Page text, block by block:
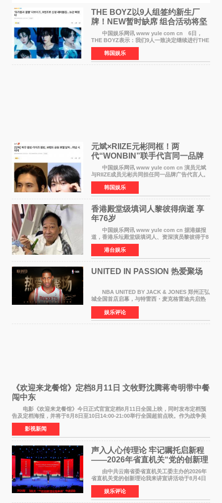
THE BOYZ以9人组签约新生厂
牌！NEW暂时缺席 组合活动将坚
定不移继续
中国娱乐网讯 www yule com cn 6日，
THE BOYZ表示：我们9人一致决定继续进行THE
BOYZ组合活动，并且已经完成了组合团体活动
签约。目前正在新生厂牌下进行活动准备。尚未
离开THE BOYZ原所
韩国娱乐
元斌×RIIZE元彬同框！两
代“WONBIN”联手代言同一品牌
颜值天花板合体
中国娱乐网讯 www yule com cn 演员元斌
与RIIZE成员元彬共同担任同一品牌广告代言人。
6日据独家报道，继演员元斌之后，RIIZE元彬最
近也被选为某在线中介平台A公司的共同广告代言
人，两人将作
韩国娱乐
香港殿堂级填词人黎彼得病逝 享
年76岁​
中国娱乐网讯 www yule com cn 据港媒报
道，香港乐坛殿堂级填词人、资深演员黎彼得于8
月5日上午因病离世，终年76岁。好友钟志光透
露，黎彼得今年3月中风后便卧床休养，身体机能
持续衰退，最
港台娱乐
UNITED IN PASSION 热爱聚场
NBA UNITED BY JACK & JONES 郑州正弘
城全国首店启幕，与特雷西・麦克格雷迪共启热
爱 2026 年7 月21 日，
NBAUNITEDBYJACK&JONES 全国首店，于郑
州正弘城正式启幕。NBA 传奇球星
娱乐评论
《欢迎来龙餐馆》定档8月11日 文牧野沈腾蒋奇明带中餐
闯中东
电影《欢迎来龙餐馆》今日正式官宣定档8月11日全国上映，同时发布定档预
告及定档海报，并将于8月8日至10日14:00-21:00举行全国超前点映。作为战争美
食大片，影片讲述的是中国厨师徐福（沈腾
影视新闻
声入人心传理论 牢记嘱托启新程
——2026年省直机关“党的创新理
论我来讲”宣讲活动圆满落幕
由中共云南省委省直机关工委主办的2026年
省直机关党的创新理论我来讲宣讲活动于8月4日
至5日在昆明举办。活动以 "牢记嘱托 感恩奋进
开创云南发展新局面 "为主题，坚持以新时代中国
特色社会主义
娱乐评论